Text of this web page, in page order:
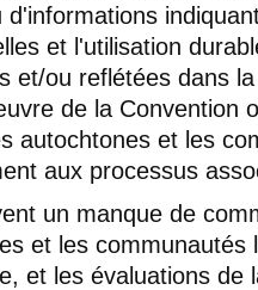
d'informations
et l'utilisation
et/ou reflétées dans
de la Convention
autochtones et les
aux processus
un manque de
et les communautés
et les évaluations de